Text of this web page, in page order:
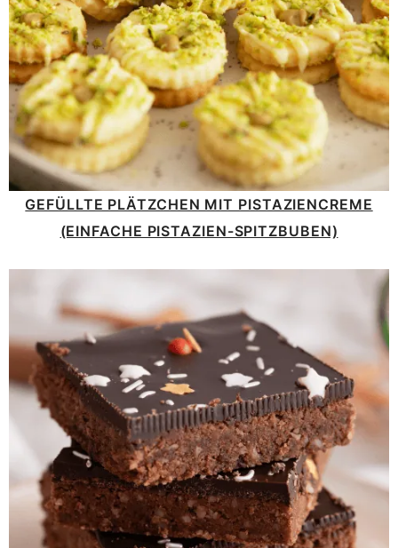
GEFÜLLTE PLÄTZCHEN MIT PISTAZIENCREME
(EINFACHE PISTAZIEN-SPITZBUBEN)